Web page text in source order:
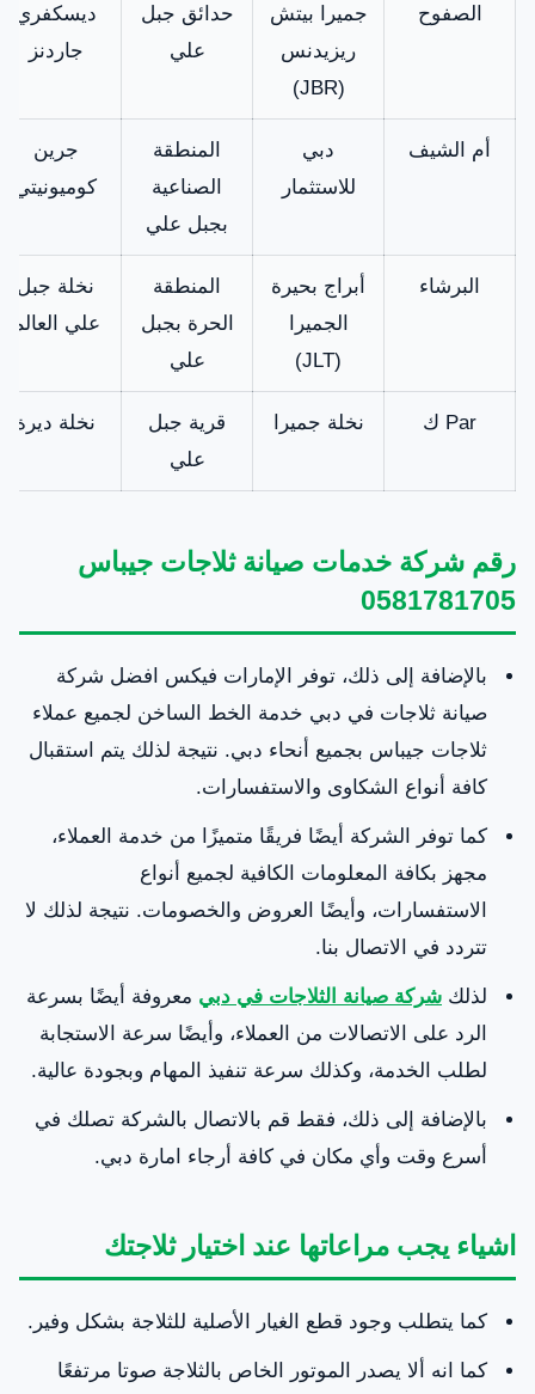
الصفوح
جميرا بيتش
ريزيدنس
(JBR)
حدائق جبل
علي
ديسكفري
جاردنز
أم الشيف
دبي
للاستثمار
المنطقة
الصناعية
بجبل علي
جرين
كوميونيتي
البرشاء
أبراج بحيرة
الجميرا
(JLT)
المنطقة
الحرة بجبل
علي
نخلة جبل
علي العالم
Par ك نخلة جميرا
قرية جبل
علي
نخلة ديرة
رقم شركة خدمات صيانة ثلاجات جيباس
0581781705
بالإضافة إلى ذلك، توفر الإمارات فيكس افضل شركة
صيانة ثلاجات في دبي خدمة الخط الساخن لجميع عملاء
ثلاجات جيباس بجميع أنحاء دبي. نتيجة لذلك يتم استقبال
كافة أنواع الشكاوى والاستفسارات.
كما توفر الشركة أيضًا فريقًا متميزًا من خدمة العملاء،
مجهز بكافة المعلومات الكافية لجميع أنواع
الاستفسارات، وأيضًا العروض والخصومات. نتيجة لذلك لا
تتردد في الاتصال بنا.
لذلك شركة صيانة الثلاجات في دبي معروفة أيضًا بسرعة
الرد على الاتصالات من العملاء، وأيضًا سرعة الاستجابة
لطلب الخدمة، وكذلك سرعة تنفيذ المهام وبجودة عالية.
بالإضافة إلى ذلك، فقط قم بالاتصال بالشركة تصلك في
أسرع وقت وأي مكان في كافة أرجاء امارة دبي.
اشياء يجب مراعاتها عند اختيار ثلاجتك
كما يتطلب وجود قطع الغيار الأصلية للثلاجة بشكل وفير.
كما انه ألا يصدر الموتور الخاص بالثلاجة صوتا مرتفعًا